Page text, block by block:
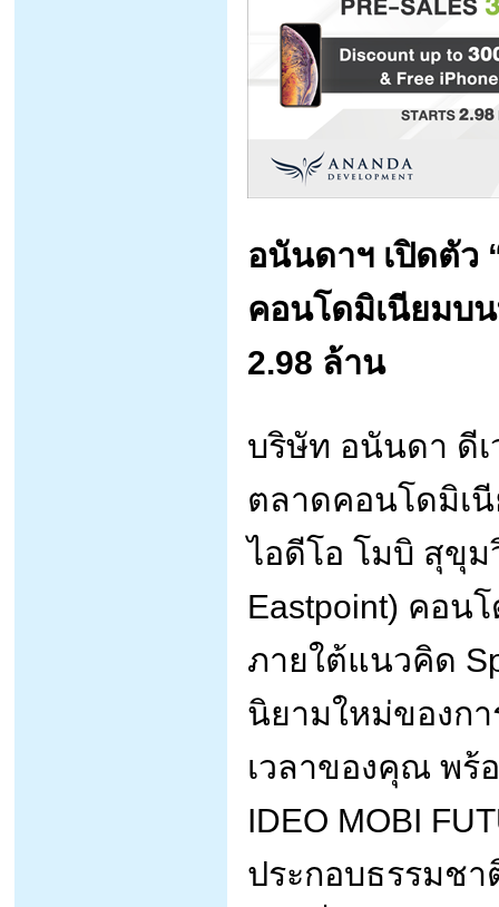
อนันดาฯ เปิดตัว
คอนโดมิเนียมบน
2.98 ล้าน
บริษัท อนันดา ดี
ตลาดคอนโดมิเ
ไอดีโอ โมบิ สุขุม
Eastpoint) คอน
ภายใต้แนวคิด
นิยามใหม่ของก
เวลาของคุณ พร้
IDEO MOBI
ประกอบธรรมช